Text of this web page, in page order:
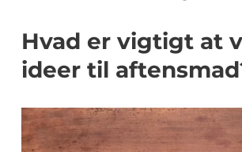
Hvad er vigtigt at
ideer til